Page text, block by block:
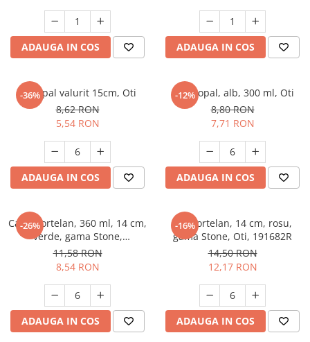
ADAUGA IN COS ADAUGA IN COS
-36%
Bol opal valurit 15cm, Oti
8,62 RON
5,54 RON
ADAUGA IN COS
-12%
Cana opal, alb, 300 ml, Oti
8,80 RON
7,71 RON
ADAUGA IN COS
-26%
Cana portelan, 360 ml, 14 cm,
verde, gama Stone,
Oti,191683V
11,58 RON
8,54 RON
ADAUGA IN COS
-16%
Bol portelan, 14 cm, rosu,
gama Stone, Oti, 191682R
14,50 RON
12,17 RON
ADAUGA IN COS